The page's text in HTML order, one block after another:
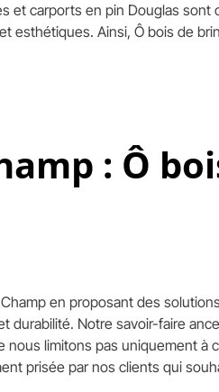
carports en pin Douglas
esthétiques. Ainsi, Ô bois de
: Ô
en proposant des
Notre savoir-faire
limitons pas uniquement
prisée par nos clients qui